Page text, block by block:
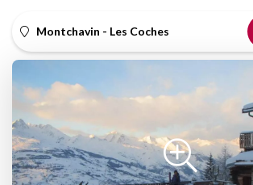
Montchavin - Les Coches